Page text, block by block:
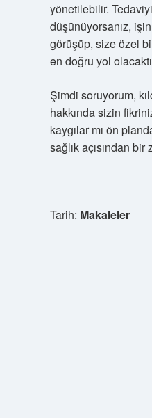
yönetilebilir. Tedaviyi
düşünüyorsanız,
görüşüp, size özel
en doğru yol
Şimdi soruyorum,
hakkında sizin
kaygılar mı ön
sağlık açısından
Tarih: Makaleler